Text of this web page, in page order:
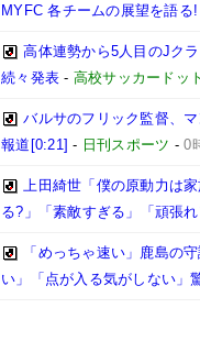
MYFC 各チームの展望を語る!
高体連勢から5人目のJク
続々発表 - 高校サッカードッ
バルサのフリック監督、
報道[0:21] - 日刊スポーツ -0
上田綺世「僕の原動力は
る?」「素敵すぎる」「頑張
「めっちゃ速い」鹿島の
い」「点が入る気がしない」